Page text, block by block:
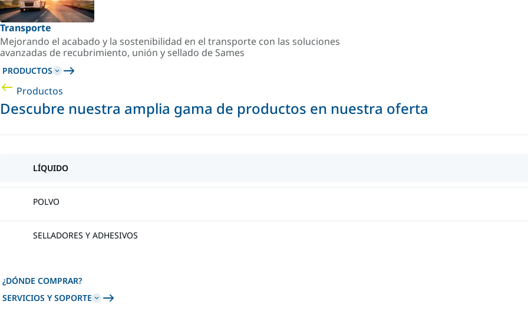
Transporte
Mejorando el acabado y la sostenibilidad en el transporte con las soluciones
avanzadas de recubrimiento, unión y sellado de Sames
PRODUCTOS
Productos
Descubre nuestra amplia gama de productos en nuestra oferta
LÍQUIDO
POLVO
SELLADORES Y ADHESIVOS
¿DÓNDE COMPRAR?
SERVICIOS Y SOPORTE